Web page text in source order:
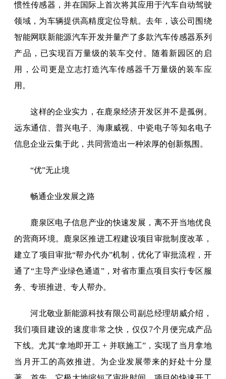
惯性传感器，并在国际上首次将其应用于汽车自动驾驶
领域，为车辆提供高精度定位导航。去年，该公司围绕
智能网联新能源汽车开发并量产了多款汽车传感器系列
产品，已实现百万量级的装车交付。随着新园区的启
用，公司更是立志打造汽车传感器千万量级的装车应
用。
这样的企业实力，在鹿泉经济开发区并不是孤例。
远东通信、普兴电子、海康威视、中瓷电子等知名电子
信息企业云集于此，共同营造出一种浓厚的创新氛围。
“优”无止境
畅通企业发展之路
鹿泉区电子信息产业的快速发展，离不开当地优良
的营商环境。鹿泉区推进工程建设项目审批制度改革，
建立了项目审批“帮办代办”机制，优化了审批流程，开
通了“主导产业绿色通道”，对省市重点项目实行专区服
务、专班推进、专人帮办。
河北敬业新能源科技有限公司副总经理胡威介绍，
我们项目建设的速度非常之快，仅仅7个月便完成产品
下线。尤其“拿地即开工 + 并联施工”，实现了当月拿地
当月开工的高效推进。为企业发展带来的好处十分显